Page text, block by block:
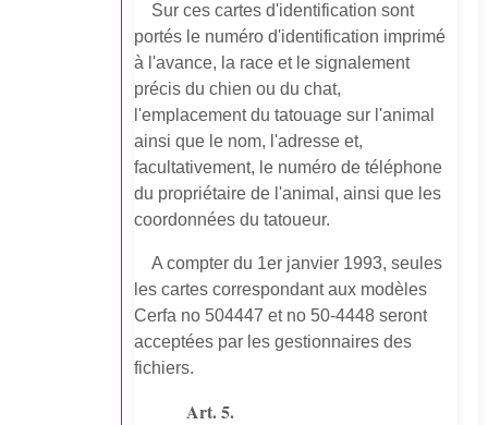
Sur ces cartes d'identification sont
portés le numéro d'identification imprimé
à l'avance, la race et le signalement
précis du chien ou du chat,
l'emplacement du tatouage sur l'animal
ainsi que le nom, l'adresse et,
facultativement, le numéro de téléphone
du propriétaire de l'animal, ainsi que les
coordonnées du tatoueur.
A compter du 1er janvier 1993, seules
les cartes correspondant aux modèles
Cerfa no 50­4447 et no 50-4448 seront
acceptées par les gestionnaires des
fichiers.
Art. 5.